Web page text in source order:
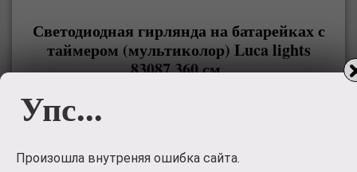
Светодиодная гирлянда на батарейках с
таймером (мультиколор) Luca lights
83087 360 см
Светодиодная гирлянда на батарейках с таймером
или сервант. Гирлянда работает от батареек, поэтому
Упс...
Произошла внутреняя ошибка сайта.